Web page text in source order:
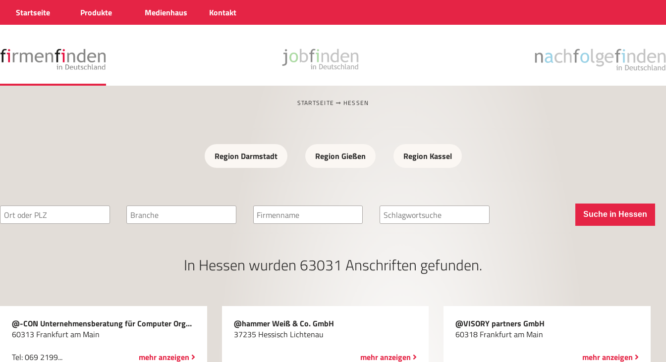
Startseite Produkte Medienhaus Kontakt
STARTSEITE HESSEN
Region Darmstadt Region Gießen Region Kassel
Suche in Hessen
In Hessen wurden 63031 Anschriften gefunden.
@-CON Unternehmensberatung für Computer Organisation und Informationsmanagement GmbH
60313 Frankfurt am Main
Tel: 069 2199...
mehr anzeigen
@hammer Weiß & Co. GmbH
37235 Hessisch Lichtenau
mehr anzeigen
@VISORY partners GmbH
60318 Frankfurt am Main
mehr anzeigen